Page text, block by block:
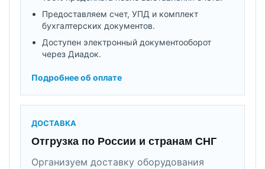
Предоставляем счет, УПД и комплект
бухгалтерских документов.
Доступен электронный документооборот
через Диадок.
Подробнее об оплате
ДОСТАВКА
Отгрузка по России и странам СНГ
Организуем доставку оборудования